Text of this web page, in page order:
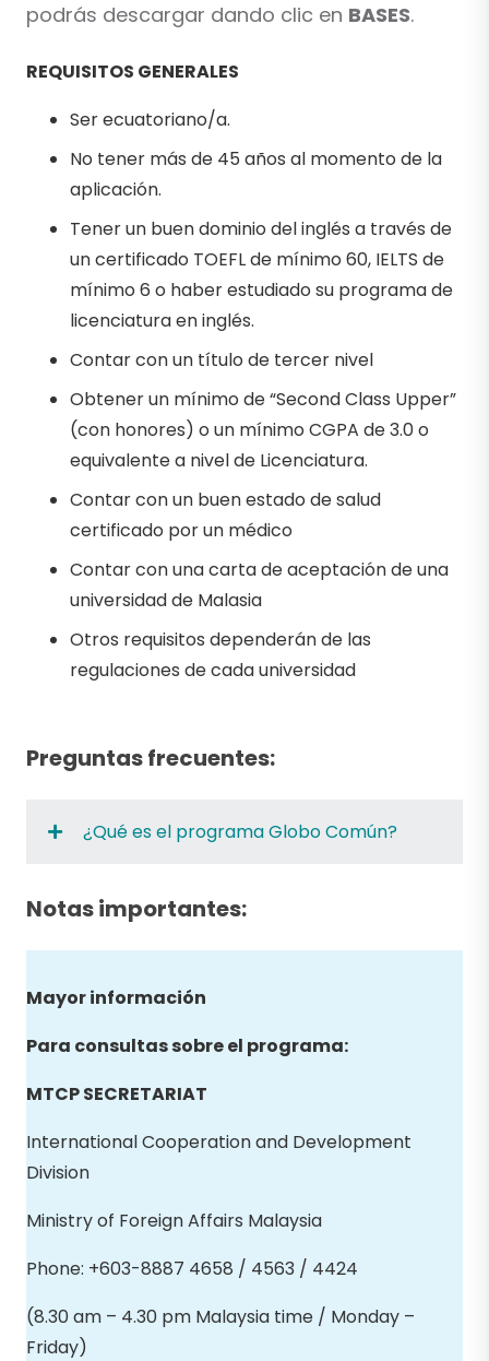
podrás descargar dando clic en BASES.
REQUISITOS GENERALES
Ser ecuatoriano/a.
No tener más de 45 años al momento de la
aplicación.
Tener un buen dominio del inglés a través de
un certificado TOEFL de mínimo 60, IELTS de
mínimo 6 o haber estudiado su programa de
licenciatura en inglés.
Contar con un título de tercer nivel
Obtener un mínimo de “Second Class Upper”
(con honores) o un mínimo CGPA de 3.0 o
equivalente a nivel de Licenciatura.
Contar con un buen estado de salud
certificado por un médico
Contar con una carta de aceptación de una
universidad de Malasia
Otros requisitos dependerán de las
regulaciones de cada universidad
Preguntas frecuentes:
¿Qué es el programa Globo Común?
Notas importantes:
Mayor información
Para consultas sobre el programa:
MTCP SECRETARIAT
International Cooperation and Development
Division
Ministry of Foreign Affairs Malaysia
Phone: +603-8887 4658 / 4563 / 4424
(8.30 am – 4.30 pm Malaysia time / Monday –
Friday)